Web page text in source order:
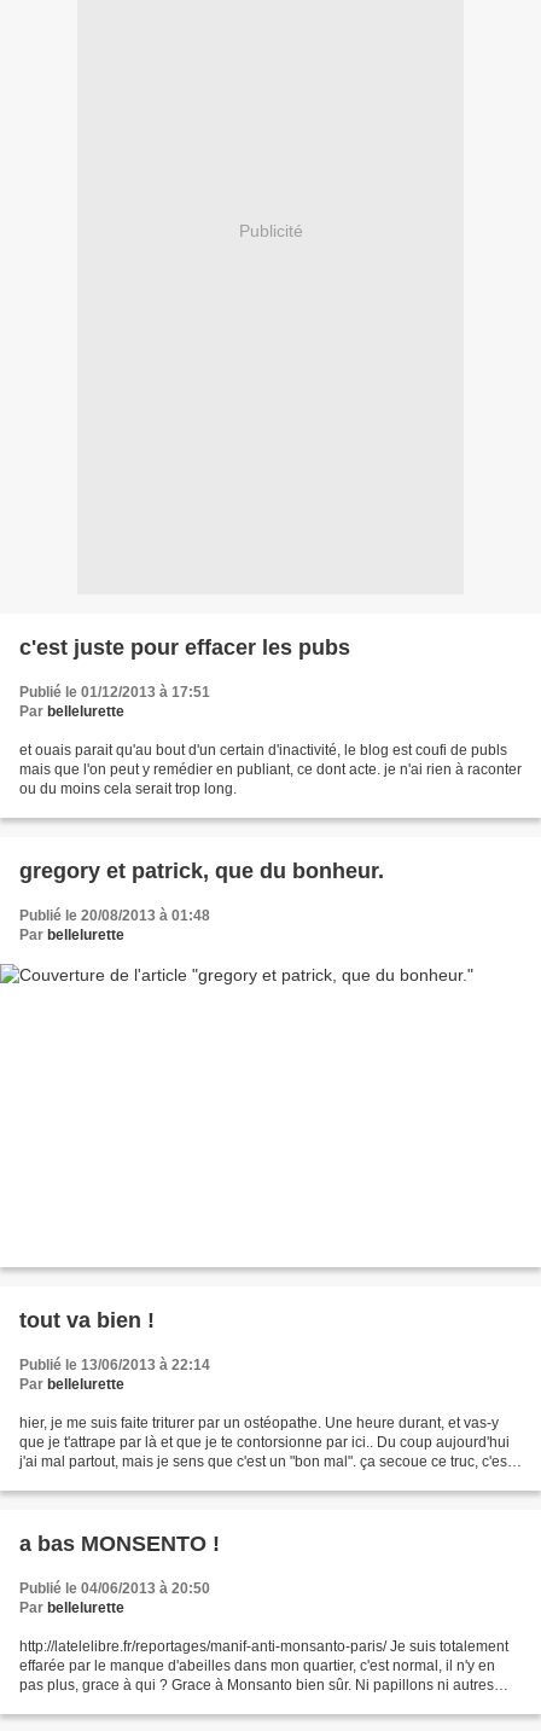
Publicité
c'est juste pour effacer les pubs
Publié le 01/12/2013 à 17:51
Par bellelurette
et ouais parait qu'au bout d'un certain d'inactivité, le blog est coufi de publs
mais que l'on peut y remédier en publiant, ce dont acte. je n'ai rien à raconter
ou du moins cela serait trop long.
gregory et patrick, que du bonheur.
Publié le 20/08/2013 à 01:48
Par bellelurette
tout va bien !
Publié le 13/06/2013 à 22:14
Par bellelurette
hier, je me suis faite triturer par un ostéopathe. Une heure durant, et vas-y
que je t'attrape par là et que je te contorsionne par ici.. Du coup aujourd'hui
j'ai mal partout, mais je sens que c'est un "bon mal". ça secoue ce truc, c'est
a bas MONSENTO !
Publié le 04/06/2013 à 20:50
Par bellelurette
http://latelelibre.fr/reportages/manif-anti-monsanto-paris/ Je suis totalement
effarée par le manque d'abeilles dans mon quartier, c'est normal, il n'y en
pas plus, grace à qui ? Grace à Monsanto bien sûr. Ni papillons ni autres